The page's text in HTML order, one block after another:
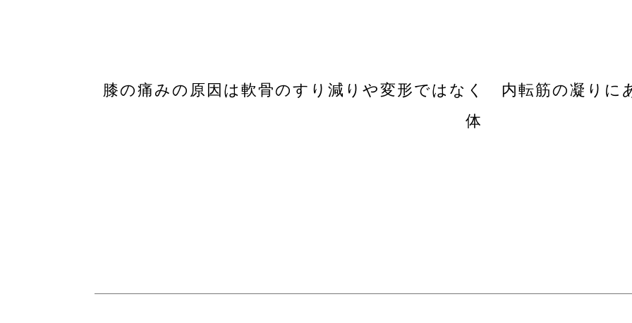
膝の痛みの原因は軟骨のすり減りや変形ではなく 内転筋の凝り
体